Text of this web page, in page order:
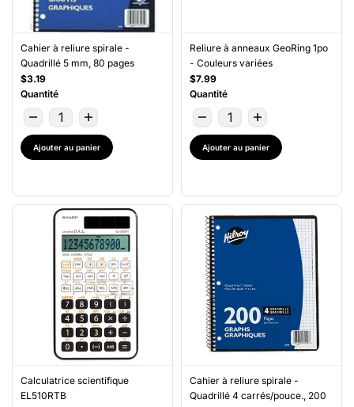
Cahier à reliure spirale -
Quadrillé 5 mm, 80 pages
$3.19
Quantité
Ajouter au panier
Reliure à anneaux GeoRing 1po
- Couleurs variées
$7.99
Quantité
Ajouter au panier
Calculatrice scientifique
EL510RTB
Cahier à reliure spirale -
Quadrillé 4 carrés/pouce., 200